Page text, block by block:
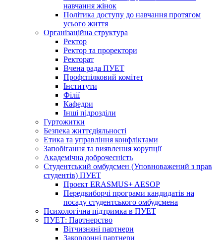
навчання жінок
Політика доступу до навчання протягом
усього життя
Організаційна структура
Ректор
Ректор та проректори
Ректорат
Вчена рада ПУЕТ
Профспілковий комітет
Інститути
Філії
Кафедри
Інші підрозділи
Гуртожитки
Безпека життєдіяльності
Етика та управління конфліктами
Запобігання та виявлення корупції
Академічна доброчесність
Студентський омбудсмен (Уповноважений з прав
студентів) ПУЕТ
Проєкт ERASMUS+ AESOP
Передвиборчі програми кандидатів на
посаду студентського омбудсмена
Психологічна підтримка в ПУЕТ
ПУЕТ: Партнерство
Вітчизняні партнери
Закордонні партнери